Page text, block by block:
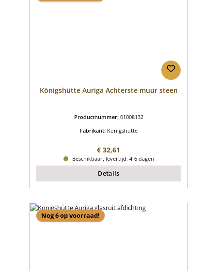
Königshütte Auriga Achterste muur steen
Productnummer: 01008132
Fabrikant: Königshütte
Normale prijs:
€ 32,61
Beschikbaar, levertijd: 4-6 dagen
Details
Nog 6 op voorraad!